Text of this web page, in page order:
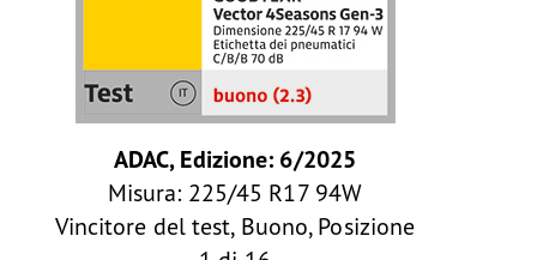
ADAC, Edizione: 6/2025
Misura: 225/45 R17 94W
Vincitore del test, Buono, Posizione